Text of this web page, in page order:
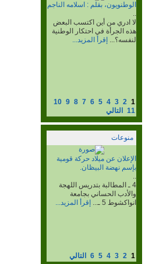
القافزون، بقلم:محمود خطري
حمدي.
..
1
2
3
4
5
6
7
8
9
10
11
التالي
منوعات
الذكرى المئوية لمعركة لبيرات،
واكليب اخشاش.
..
وغنم أسلحتهم وذخيرتهم وأكثر
من 500جمل وراحلة، وقتل قائد
المركز...إقرأ المزيد...
1
2
3
4
5
6 التالي